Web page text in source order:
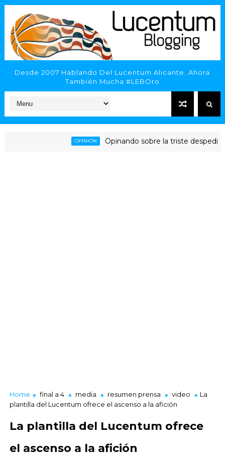
Desde 2007 Hablando Del Lucentum Alicante. Ahora
También Mucha #LEBOro
OPINIÓN Opinando sobre la triste despedida
Home final a 4 media resumen prensa video
La
plantilla del Lucentum ofrece el ascenso a la afición
La plantilla del Lucentum ofrece
el ascenso a la afición